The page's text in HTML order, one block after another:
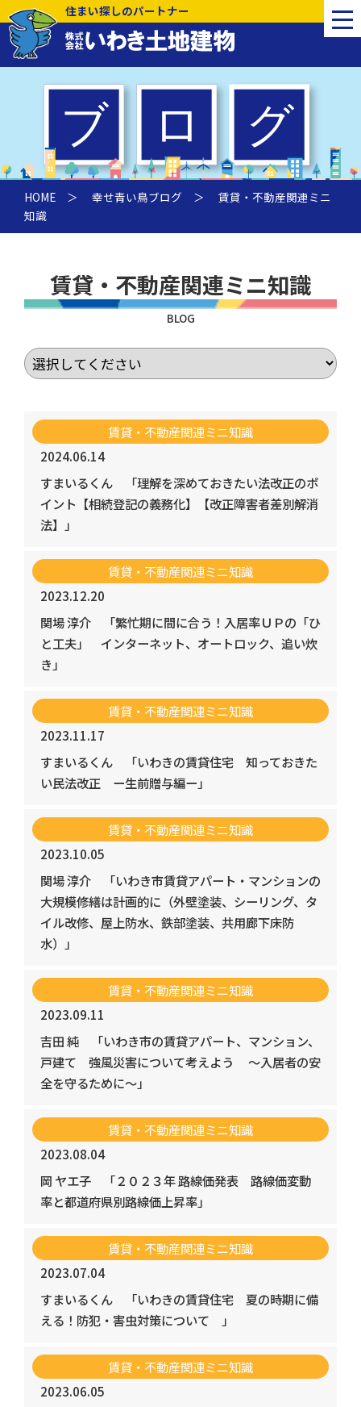
住まい探しのパートナー
HOME ＞ 幸せ青い鳥ブログ ＞ 賃貸・不動産関連ミニ
知識
賃貸・不動産関連ミニ知識
BLOG
賃貸・不動産関連ミニ知識
2024.06.14
すまいるくん
「理解を深めておきたい法改正のポ
イント【相続登記の義務化】【改正障害者差別解消
法】」
賃貸・不動産関連ミニ知識
2023.12.20
関場 淳介
「繁忙期に間に合う！入居率ＵＰの「ひ
と工夫」 インターネット、オートロック、追い炊
き」
賃貸・不動産関連ミニ知識
2023.11.17
すまいるくん
「いわきの賃貸住宅 知っておきた
い民法改正 ー生前贈与編ー」
賃貸・不動産関連ミニ知識
2023.10.05
関場 淳介
「いわき市賃貸アパート・マンションの
大規模修繕は計画的に（外壁塗装、シーリング、タ
イル改修、屋上防水、鉄部塗装、共用廊下床防
水）」
賃貸・不動産関連ミニ知識
2023.09.11
吉田 純
「いわき市の賃貸アパート、マンション、
戸建て 強風災害について考えよう ～入居者の安
全を守るために～」
賃貸・不動産関連ミニ知識
2023.08.04
岡 ヤエ子
「２０２３年 路線価発表 路線価変動
率と都道府県別路線価上昇率」
賃貸・不動産関連ミニ知識
2023.07.04
すまいるくん
「いわきの賃貸住宅 夏の時期に備
える！防犯・害虫対策について 」
賃貸・不動産関連ミニ知識
2023.06.05